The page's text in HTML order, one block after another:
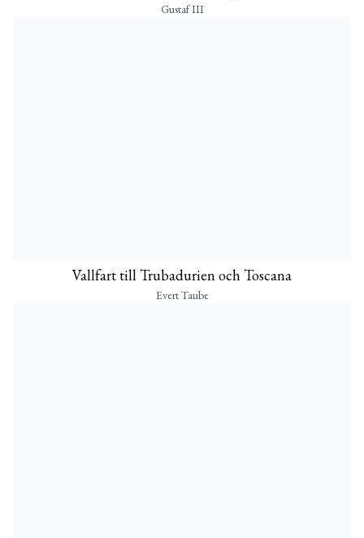
Gustaf III
Vallfart till Trubadurien och Toscana
Evert Taube